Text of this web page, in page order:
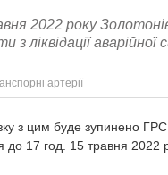
2022 року
з ліквідації
артерії
з цим буде зупинено
до 17 год. 15 травня 2022